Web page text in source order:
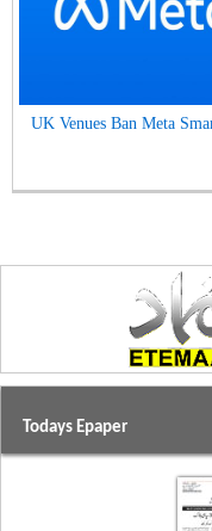
UK Venues Ban Meta
Todays Epaper